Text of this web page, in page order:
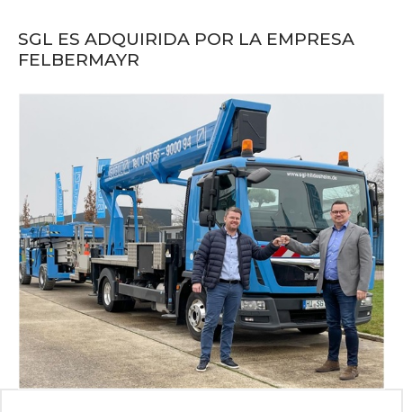
SGL ES ADQUIRIDA POR LA EMPRESA
FELBERMAYR